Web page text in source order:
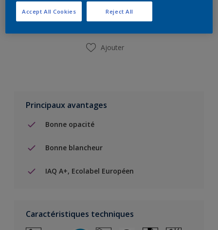
Trouver un magasin
Ajouter
Principaux avantages
Bonne opacité
Bonne blancheur
IAQ A+, Ecolabel Européen
Caractéristiques techniques
Reject All
Accept All Cookies